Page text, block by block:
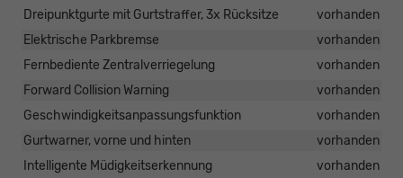
Dreipunktgurte mit Gurtstraffer, 3x Rücksitze
vorhanden
Elektrische Parkbremse
vorhanden
Fernbediente Zentralverriegelung
vorhanden
Forward Collision Warning
vorhanden
Geschwindigkeitsanpassungsfunktion
vorhanden
Gurtwarner, vorne und hinten
vorhanden
Intelligente Müdigkeitserkennung
vorhanden